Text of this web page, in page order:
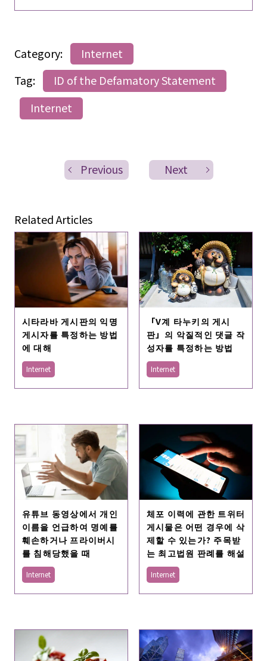
Category:
Internet
Tag:
ID of the Defamatory Statement
Internet
Previous Next
Related Articles
시타라바 게시판의 익명
게시자를 특정하는 방법
에 대해
Internet
「V계 타누키의 게시
판」의 악질적인 댓글 작
성자를 특정하는 방법
Internet
유튜브 동영상에서 개인
이름을 언급하여 명예를
훼손하거나 프라이버시
를 침해당했을 때
Internet
체포 이력에 관한 트위터
게시물은 어떤 경우에 삭
제할 수 있는가? 주목받
는 최고법원 판례를 해설
Internet